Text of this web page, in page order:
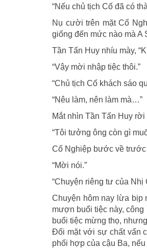
“Nếu chủ tịch Cố đã có
Nụ cười trên mặt Cố
giống đến mức nào mà A
Tần Tấn Huy nhíu mày,
“Vậy mời nhập tiệc thôi.”
“Chủ tịch Cố khách sáo
“Nêu làm, nên làm mà…”
Mắt nhìn Tần Tấn Huy
“Tôi tưởng ông còn gì
Cố Nghiệp bước về trước
“Mời nói.”
“Chuyện riêng tư của Nhị
Chuyện hôm nay lừa bịp
mượn buổi tiệc này, công
buổi tiệc mừng thọ,
Đối mặt với sự chất vấn
phối hợp của cậu Ba,